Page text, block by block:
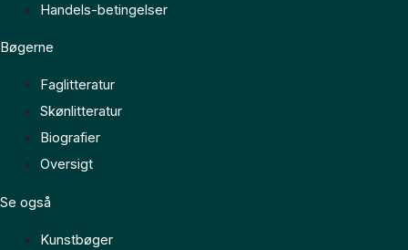
Handels-betingelser
Bøgerne
Faglitteratur
Skønlitteratur
Biografier
Oversigt
Se også
Kunstbøger